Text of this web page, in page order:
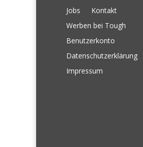
Jobs
Kontakt
Werben bei Tough
Benutzerkonto
Datenschutzerklärung
Impressum